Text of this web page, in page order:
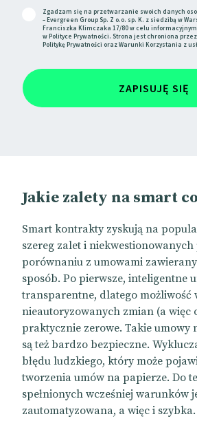
Zgadzam się na przetwarzanie swoich danych
– Evergreen Group Sp. Z o.o. sp. K. z siedzibą w
Franciszka Klimczaka 17/80 w celu
wPolityce Prywatności. Strona jest chroniona przez
Politykę Prywatności orazWarunki Korzystania z
ZAPISUJĘ SIĘ
Jakie zalety na smart
Smart kontrakty zyskują na
szereg zalet i
porównaniu z umowami
sposób. Po pierwsze, inteligentne
transparentne, dlatego możliwość
nieautoryzowanych zmian (a więc
praktycznie zerowe. Takie umowy
są też bardzo bezpieczne.
błędu ludzkiego, który może
tworzenia umów na papierze. Do
spełnionych wcześniej warunków
zautomatyzowana, a więc i